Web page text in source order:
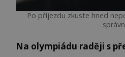
Po příjezdu zkuste hned
Na olympiádu raději s